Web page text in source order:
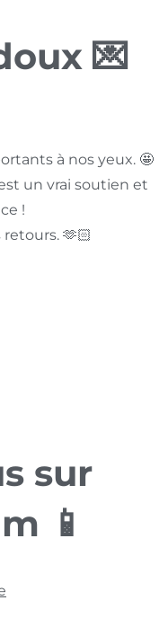
💌
à nos yeux. 🤩
un vrai soutien et
!
🫶🏻
sur
📱